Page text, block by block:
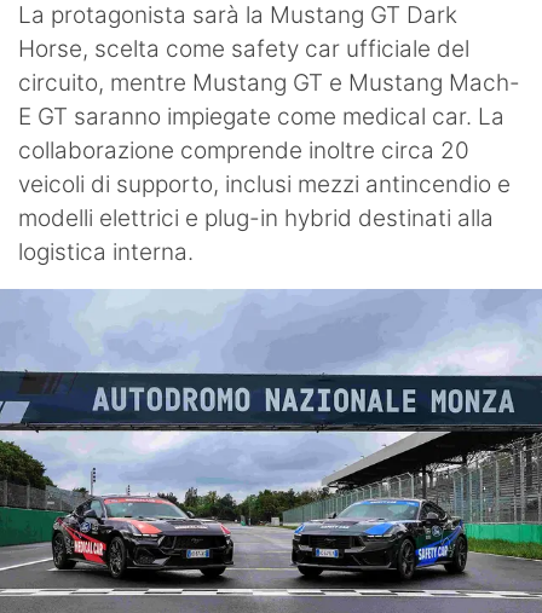
La protagonista sarà la Mustang GT Dark
Horse, scelta come safety car ufficiale del
circuito, mentre Mustang GT e Mustang Mach-
E GT saranno impiegate come medical car. La
collaborazione comprende inoltre circa 20
veicoli di supporto, inclusi mezzi antincendio e
modelli elettrici e plug-in hybrid destinati alla
logistica interna.